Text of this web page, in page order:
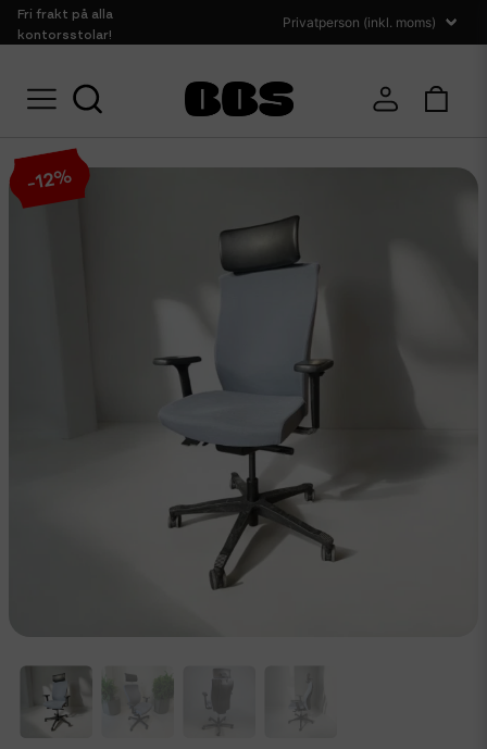
Fri frakt på alla
kontorsstolar!
Hem Sittmöbler Kontorsstolar Kontorsstol EFG Splice synchron
-12%